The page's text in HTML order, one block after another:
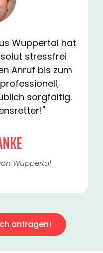
Wuppertal hat
stressfrei
Anruf bis zum
sorgfältig.
Wuppertal​
anfragen!